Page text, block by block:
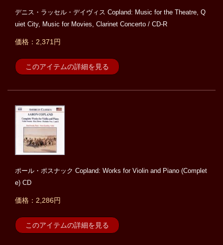
デニス・ラッセル・デイヴィス Copland: Music for the Theatre, Q
uiet City, Music for Movies, Clarinet Concerto / CD-R
価格：2,371円
このアイテムの詳細を見る
ポール・ポスナック Copland: Works for Violin and Piano (Complet
e) CD
価格：2,286円
このアイテムの詳細を見る